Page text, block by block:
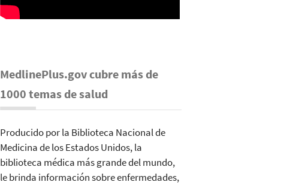
MedlinePlus.gov cubre más de
1000 temas de salud
Producido por la Biblioteca Nacional de
Medicina de los Estados Unidos, la
biblioteca médica más grande del mundo,
le brinda información sobre enfermedades,